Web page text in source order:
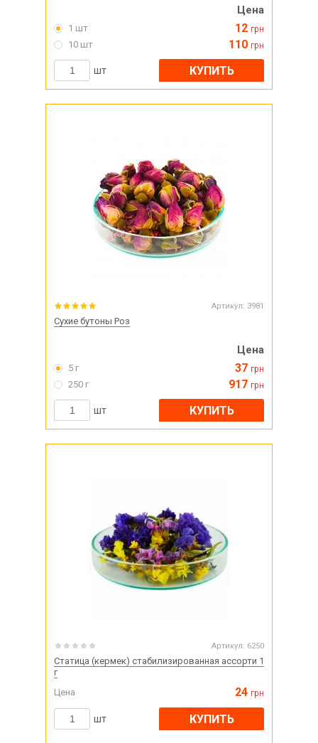
Цена
1 шт 12 грн
10 шт 110 грн
шт КУПИТЬ
Артикул: 3981
Сухие бутоны Роз
Цена
5 г 37 грн
250 г 917 грн
шт КУПИТЬ
Артикул: 6250
Статица (кермек) стабилизированная ассорти 1
г
Цена
24 грн
шт КУПИТЬ